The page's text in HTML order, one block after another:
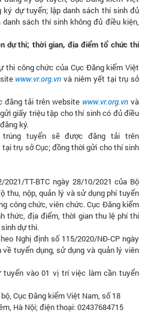
dự tuyển; lập danh sách thí sinh đủ
sách thí sinh không đủ điều kiện,
dự thi; thời gian, địa điểm tổ chức thi
thi công chức của Cục Đăng kiểm Việt
www.vr.org.vn và niêm yết tại trụ sở
đăng tải trên website www.vr.org.vn và
giấy triệu tập cho thí sinh có đủ điều
ký.
tuyển sẽ được đăng tải trên
trụ sở Cục; đồng thời gửi cho thí sinh
TT-BTC ngày 28/10/2021 của Bộ
thu, nộp, quản lý và sử dụng phí tuyển
công chức, viên chức. Cục Đăng kiểm
thức, địa điểm, thời gian thu lệ phí thi
dự thi.
Nghị định số 115/2020/NĐ-CP ngày
tuyển dụng, sử dụng và quản lý viên
vào 01 vị trí việc làm cần tuyển
Cục Đăng kiểm Việt Nam, số 18
Hà Nội; điện thoại: 02437684715